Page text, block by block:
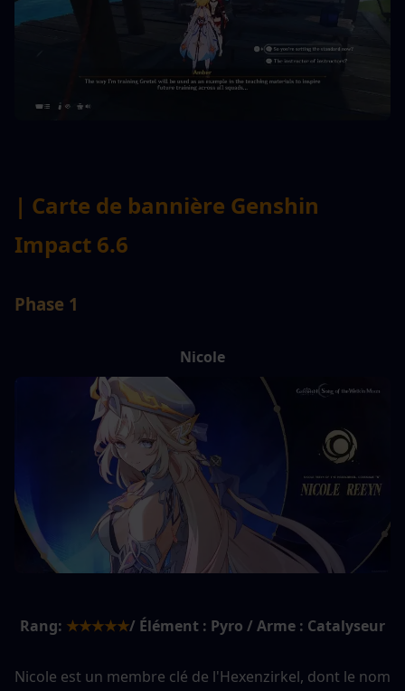
| Carte de bannière Genshin
Impact 6.6
Phase 1
Nicole
Rang: ★★★★★/ Élément : Pyro / Arme : Catalyseur
Nicole est un membre clé de l'Hexenzirkel, dont le nom